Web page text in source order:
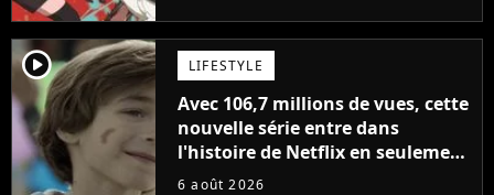
player2 LIFESTYLE
Avec 106,7 millions de vues, cette
nouvelle série entre dans
l'histoire de Netflix en seulement
48 jours
6 août 2026